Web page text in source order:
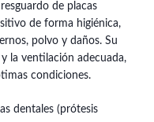
de placas
de forma higiénica,
polvo y daños. Su
la ventilación adecuada,
condiciones.
dentales (prótesis